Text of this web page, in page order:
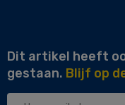
Dit artikel heeft
gestaan. Blijf op
Uw